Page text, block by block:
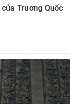
Trương Quốc